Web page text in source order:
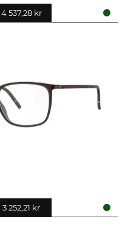
4 537,28 kr
3 252,21 kr